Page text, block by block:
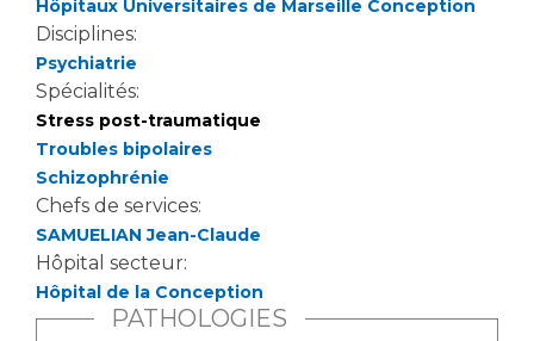
Hôpitaux Universitaires de Marseille Conception
Disciplines:
Psychiatrie
Spécialités:
Stress post-traumatique
Troubles bipolaires
Schizophrénie
Chefs de services:
SAMUELIAN Jean-Claude
Hôpital secteur:
Hôpital de la Conception
PATHOLOGIES